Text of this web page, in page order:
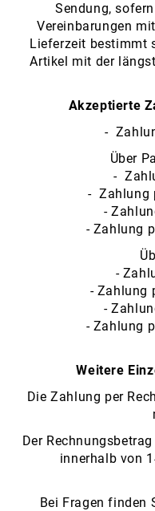
Sendung,
Vereinbarungen
Lieferzeit bestimmt
Artikel mit der
Akzeptierte
-
Über
-
- Zahlung
-
- Zahlung
-
- Zahlung
-
- Zahlung
Weitere
Die Zahlung per
Der
innerhalb von
Bei Fragen finden